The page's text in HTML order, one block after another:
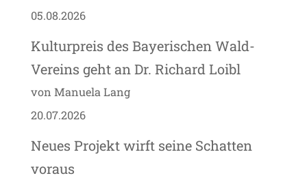
05.08.2026
Kulturpreis des Bayerischen Wald-
Vereins geht an Dr. Richard Loibl
von Manuela Lang
20.07.2026
Neues Projekt wirft seine Schatten
voraus